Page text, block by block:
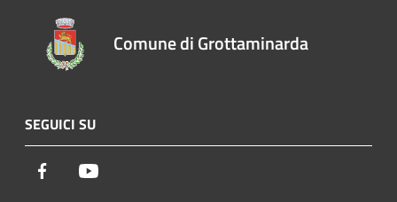
Comune di Grottaminarda
SEGUICI SU
Facebook